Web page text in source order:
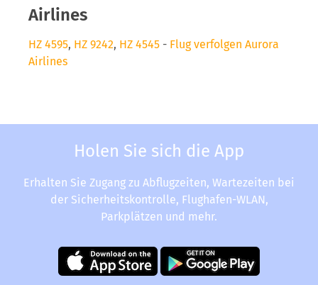
Airlines
HZ 4595, HZ 9242, HZ 4545 - Flug verfolgen Aurora
Airlines
Holen Sie sich die App
Erhalten Sie Zugang zu Abflugzeiten, Wartezeiten bei
der Sicherheitskontrolle, Flughafen-WLAN,
Parkplätzen und mehr.